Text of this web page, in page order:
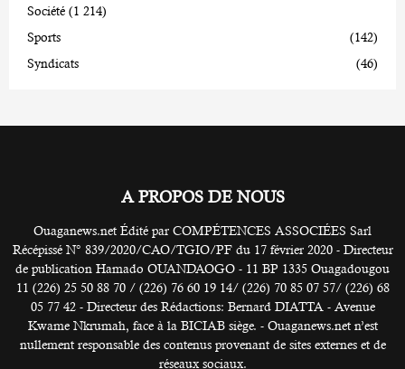
Société (1 214)
Sports
(142)
Syndicats
(46)
A PROPOS DE NOUS
Ouaganews.net Édité par COMPÉTENCES ASSOCIÉES Sarl
Récépissé N° 839/2020/CAO/TGIO/PF du 17 février 2020 - Directeur
de publication Hamado OUANDAOGO - 11 BP 1335 Ouagadougou
11 (226) 25 50 88 70 / (226) 76 60 19 14/ (226) 70 85 07 57/ (226) 68
05 77 42 - Directeur des Rédactions: Bernard DIATTA - Avenue
Kwame Nkrumah, face à la BICIAB siège. - Ouaganews.net n’est
nullement responsable des contenus provenant de sites externes et de
réseaux sociaux.